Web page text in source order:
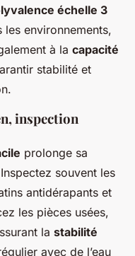
échelle 3
les environnements,
à la capacité
stabilité et
inspection
prolonge sa
souvent les
antidérapants et
les pièces usées,
la stabilité
avec de l’eau